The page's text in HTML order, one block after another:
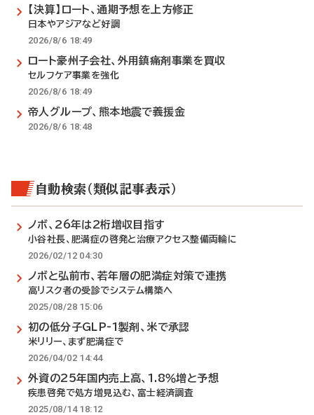
【決算】ロート、通期予想を上方修正
日本やアジアなど好調
2026/8/6 18:49
ロート豪州子会社、外用鎮痛剤事業を買収
セルフケア事業を強化
2026/8/6 18:49
帝人グループ、熊本地震で義援金
2026/8/6 18:48
自動検索（類似記事表示）
ノボ、26年は2桁増収目指す
小谷社長、肥満症の啓発と治療アクセス整備両輪に
2026/02/12 04:30
ノボと弘前市、若年層の肥満症対策で連携
高リスク者の受診でシステム構築へ
2025/08/28 15:06
初の低分子GLP-1製剤、米で承認
米リリー、まず肥満症で
2026/04/02 14:44
外資の25年国内売上高、1.8％増と予想
疾患啓発で処方増見込む、富士経済調査
2025/08/14 18:12